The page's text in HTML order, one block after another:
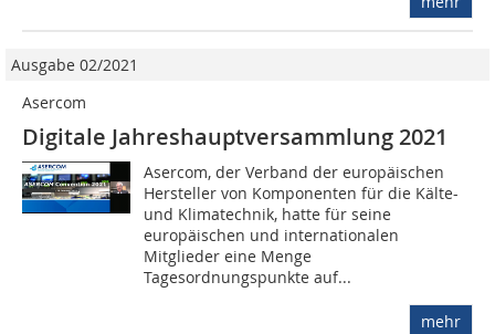
Ausgabe 02/2021
Asercom
Digitale Jahreshauptversammlung 2021
Asercom, der Verband der europäischen
Hersteller von Komponenten für die Kälte-
und Klimatechnik, hatte für seine
europäischen und internationalen
Mitglieder eine Menge
Tagesordnungspunkte auf...
mehr